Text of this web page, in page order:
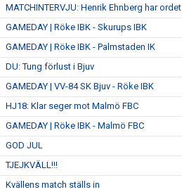
MATCHINTERVJU: Henrik Ehnberg har ordet
GAMEDAY | Röke IBK - Skurups IBK
GAMEDAY | Röke IBK - Palmstaden IK
DU: Tung förlust i Bjuv
GAMEDAY | VV-84 SK Bjuv - Röke IBK
HJ18: Klar seger mot Malmö FBC
GAMEDAY | Röke IBK - Malmö FBC
GOD JUL
TJEJKVÄLL!!!
Kvällens match ställs in